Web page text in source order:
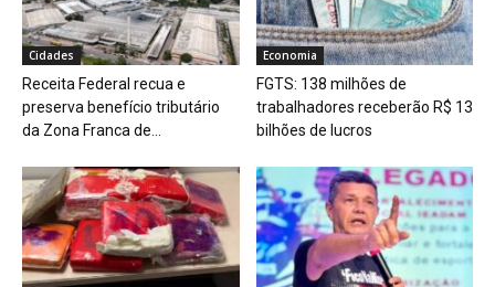
Cidades
Receita Federal recua e
preserva benefício tributário
da Zona Franca de...
Economia
FGTS: 138 milhões de
trabalhadores receberão R$ 13
bilhões de lucros